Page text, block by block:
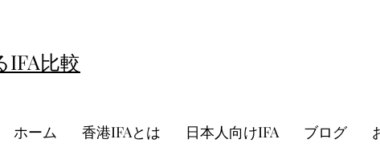
IFA比較
ホーム 香港IFAとは 日本人向けIFA ブログ